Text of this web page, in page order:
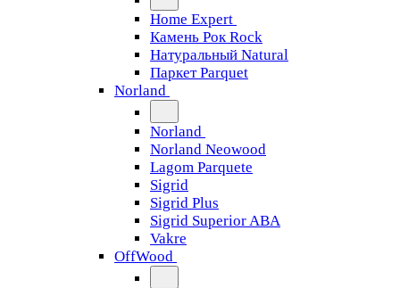
Home Expert
Камень Рок Rock
Натуральный Natural
Паркет Parquet
Norland
Norland
Norland Neowood
Lagom Parquete
Sigrid
Sigrid Plus
Sigrid Superior ABA
Vakre
OffWood